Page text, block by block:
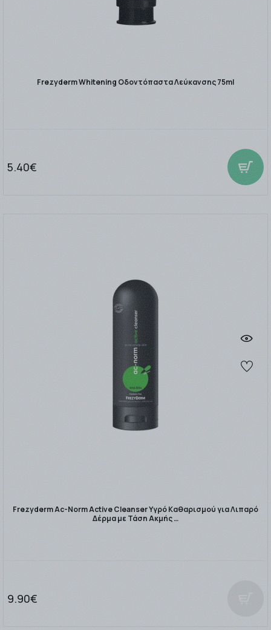
Frezyderm Whitening Οδοντόπαστα Λεύκανσης 75ml
5.40€
Frezyderm Ac-Norm Active Cleanser Υγρό Καθαρισμού για Λιπαρό
Δέρμα με Τάση Ακμής …
9.90€